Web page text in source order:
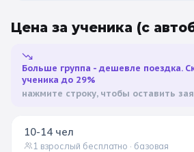
Цена за ученика (с
Больше группа - дешевле поездка.
ученика до 29%
нажмите строку, чтобы оставить
10-14 чел
1 взрослый бесплатно · базовая